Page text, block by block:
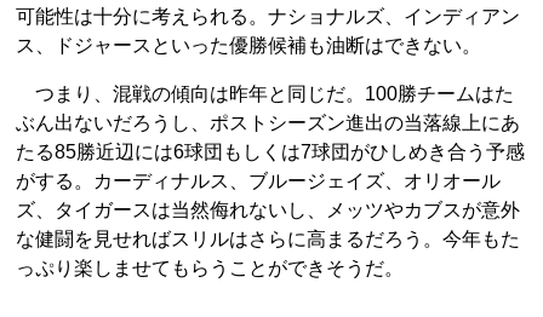
可能性は十分に考えられる。ナショナルズ、インディアン
ス、ドジャースといった優勝候補も油断はできない。
つまり、混戦の傾向は昨年と同じだ。100勝チームはた
ぶん出ないだろうし、ポストシーズン進出の当落線上にあ
たる85勝近辺には6球団もしくは7球団がひしめき合う予感
がする。カーディナルス、ブルージェイズ、オリオール
ズ、タイガースは当然侮れないし、メッツやカブスが意外
な健闘を見せればスリルはさらに高まるだろう。今年もた
っぷり楽しませてもらうことができそうだ。